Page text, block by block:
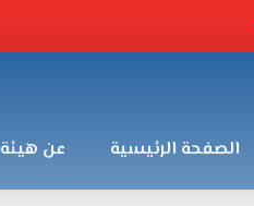
الصفحة الرئيسية عن هيئة